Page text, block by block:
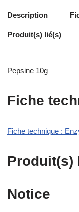
Description
Produit(s) lié(s)
Pepsine 10g
Fiche
Fiche technique :
Produit(s)
Notice